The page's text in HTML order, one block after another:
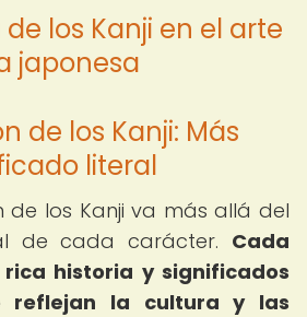
los Kanji en el arte
japonesa
de los Kanji: Más
literal
de los Kanji va más allá del
de cada carácter. Cada
historia y significados
reflejan la cultura y las